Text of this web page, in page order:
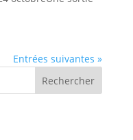
Entrées suivantes »
Rechercher